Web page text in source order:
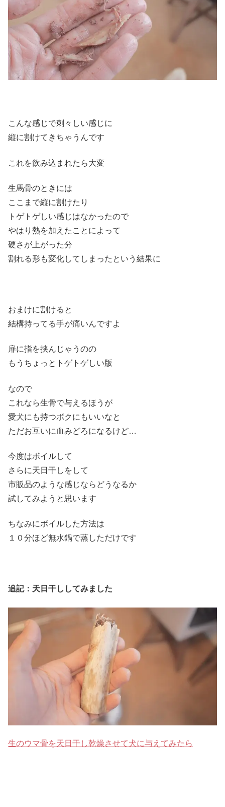
こんな感じで刺々しい感じに
縦に割けてきちゃうんです
これを飲み込まれたら大変
生馬骨のときには
ここまで縦に割けたり
トゲトゲしい感じはなかったので
やはり熱を加えたことによって
硬さが上がった分
割れる形も変化してしまったという結果に
おまけに割けると
結構持ってる手が痛いんですよ
扉に指を挟んじゃうのの
もうちょっとトゲトゲしい版
なので
これなら生骨で与えるほうが
愛犬にも持つボクにもいいなと
ただお互いに血みどろになるけど…
今度はボイルして
さらに天日干しをして
市販品のような感じならどうなるか
試してみようと思います
ちなみにボイルした方法は
１０分ほど無水鍋で蒸しただけです
追記：天日干ししてみました
生のウマ骨を天日干し乾燥させて犬に与えてみたら